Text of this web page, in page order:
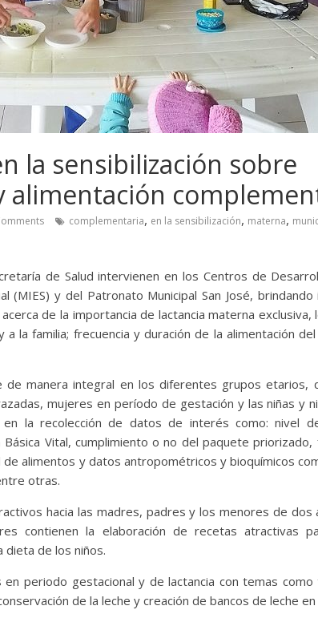
la sensibilización sobre
alimentación
complementaria, en la sensibilización, materna,
de Salud intervienen en los Centros de
(MIES) y del Patronato Municipal San José,
de la importancia de lactancia materna exclusiva,
la familia; frecuencia y duración de la alimentación
de manera integral en los diferentes grupos etarios,
mujeres en período de gestación y las niñas y
la recolección de datos de interés como: nivel
Vital, cumplimiento o no del paquete priorizado,
alimentos y datos antropométricos y bioquímicos
otras.
hacia las madres, padres y los menores de dos
contienen la elaboración de recetas atractivas
dieta de los niños.
periodo gestacional y de lactancia con temas como
de la leche y creación de bancos de leche